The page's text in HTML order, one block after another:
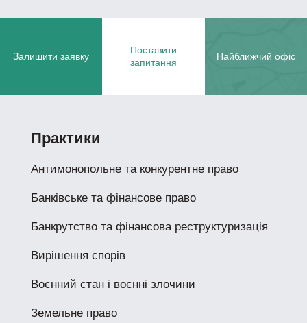
Залишити заявку
Поставити
запитання
Найближчий офіс
Практики
Антимонопольне та конкурентне право
Банківське та фінансове право
Банкрутство та фінансова реструктуризація
Вирішення спорів
Воєнний стан і воєнні злочини
Земельне право